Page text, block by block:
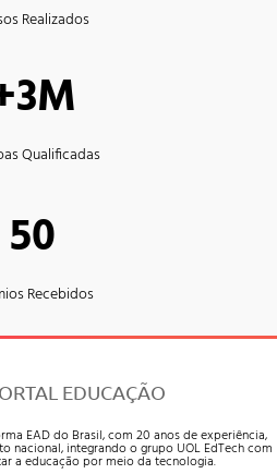
Realizados
Qualificadas
50
Recebidos
EDUCAÇÃO
EAD do Brasil, com 20 anos de experiência,
nacional, integrando o grupo UOL EdTech com
a educação por meio da tecnologia.